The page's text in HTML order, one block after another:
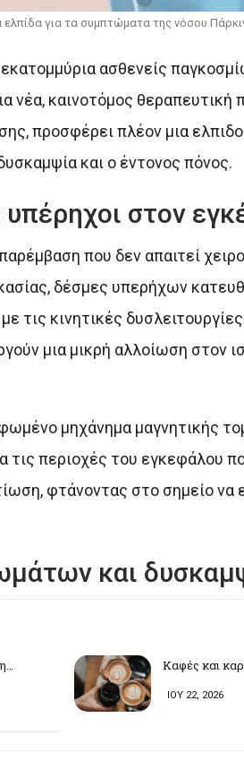
ελπίδα για τα συμπτώματα της νόσου
ασθενείς
νέα, καινοτόμος θεραπευτική
προσφέρει πλέον μια
και ο έντονος πόνος.
υπέρηχοι στον
που δεν απαιτεί
δέσμες υπερήχων
τις κινητικές
μια μικρή αλλοίωση στον
μηχάνημα μαγνητικής
περιοχές του εγκεφάλου
φτάνοντας στο σημείο να
και
Καφές και
ΙΟΥ 22, 2026